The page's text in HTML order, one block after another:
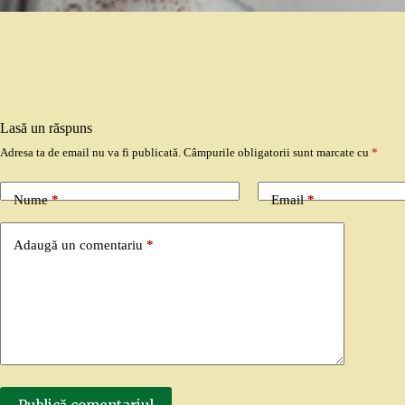
Lasă un răspuns
Adresa ta de email nu va fi publicată. Câmpurile obligatorii sunt marcate cu *
Nume* Email*
Adaugă un comentariu *